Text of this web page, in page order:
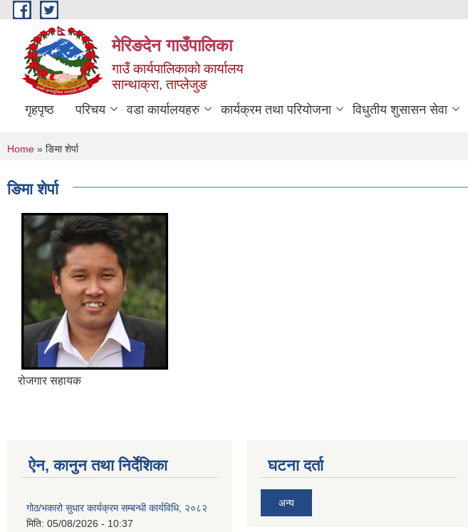
Skip to main content
मेरिङदेन गाउँपालिका
गाउँ कार्यपालिकाको कार्यालय
सान्थाक्रा, ताप्लेजुङ
गृहपृष्ठ परिचय वडा कार्यालयहरु कार्यक्रम तथा परियोजना विधुतीय शुसासन सेवा
You are here
Home » ङिमा शेर्पा
ङिमा शेर्पा
रोजगार सहायक
ऐन, कानुन तथा निर्देशिका
गोठ/भकारो सुधार कार्यक्रम सम्बन्धी कार्यविधि, २०८२
मिति: 05/08/2026 - 10:37
घटना दर्ता
अन्य